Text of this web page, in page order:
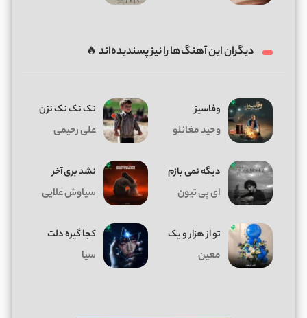
دیگران این آهنگ‌ها را نیز پسندیده‌اند 🔥
وفاسیز
وحید مغانلو
نک نک نک نزن
علی رحیمی
دیگه نمی بازم
ای پی تیون
نشد بری آخر
سیاوش علایی
تو از هزار و یک
معین
کجا گیره دلت
سیا